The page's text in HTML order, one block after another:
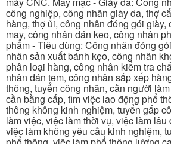
công nghiệp, công nhân giày da, thợ
hàng, thợ ủi, công nhân đóng gói giày,
may, công nhân dán keo, công nhân
phẩm - Tiêu dùng: Công nhân đóng
nhân sản xuất bánh kẹo, công nhân
phân loại hàng, công nhân kiểm tra
nhân dán tem, công nhân sắp xếp
thông, tuyển công nhân, cần người
cần bằng cấp, tìm việc lao động phổ
thông không kinh nghiệm, tuyển gấp
làm việc, việc làm thời vụ, việc làm
việc làm không yêu cầu kinh nghiệm,